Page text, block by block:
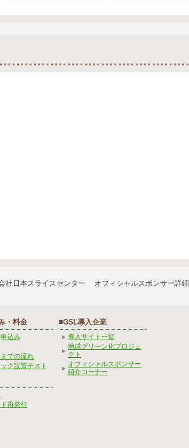
社日本スライスセンター オフィシャルスポンサー詳細
・料金
込み
での流れ
ク設置テスト
再発行
■GSL導入企業
導入サイト一覧
地球グリーン化プロジェ
クト
オフィシャルスポンサー
紹介コーナー